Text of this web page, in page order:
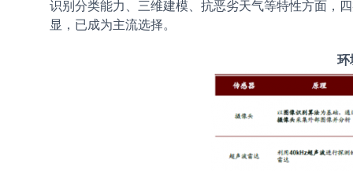
识别分类能力、三维建模、抗恶劣天气等特性方面，
显，已成为主流选择。
环